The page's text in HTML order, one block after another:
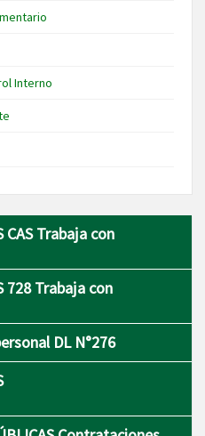
Interno
CAS Trabaja con
728 Trabaja con
DL N°276